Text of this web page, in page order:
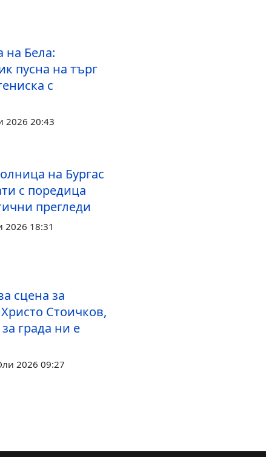
на Бела:
пусна на търг
с
2026 20:43
на Бургас
с поредица
прегледи
18:31
сцена за
Стоичков,
града ни е
2026 09:27